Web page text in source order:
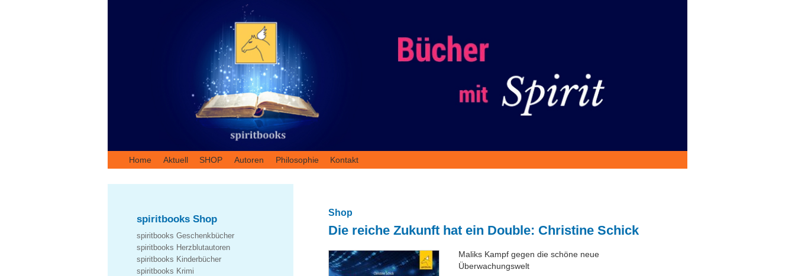
Home Aktuell SHOP Autoren Philosophie Kontakt
Shop
Die reiche Zukunft hat ein Double: Christine Schick
Maliks Kampf gegen die schöne neue
Überwachungswelt
spiritbooks Shop
spiritbooks Geschenkbücher
spiritbooks Herzblutautoren
spiritbooks Kinderbücher
spiritbooks Krimi